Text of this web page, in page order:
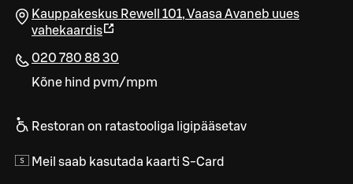
Kauppakeskus Rewell 101,Vaasa Avaneb uues
vahekaardis
020 780 88 30
Kõne hind pvm/mpm
Restoran on ratastooliga ligipääsetav
Meil saab kasutada kaarti S-Card